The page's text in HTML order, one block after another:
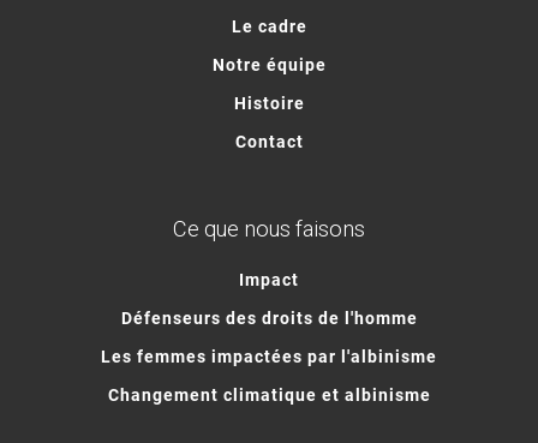
Le cadre
Notre équipe
Histoire
Contact
Ce que nous faisons
Impact
Défenseurs des droits de l'homme
Les femmes impactées par l'albinisme
Changement climatique et albinisme